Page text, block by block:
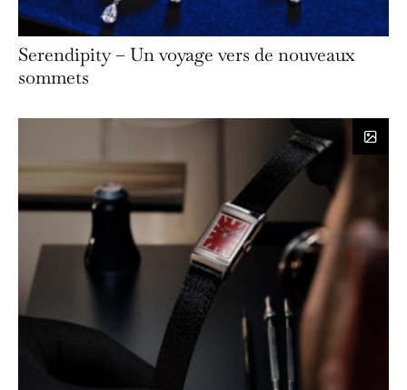
Serendipity – Un voyage vers de nouveaux
sommets